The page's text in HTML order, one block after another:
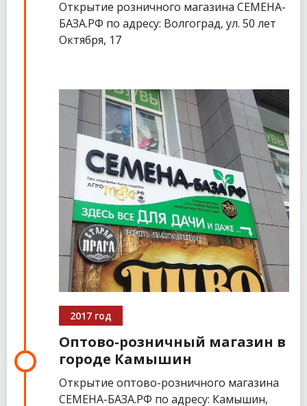
Открытие розничного магазина СЕМЕНА-
БАЗА.РФ по адресу: Волгоград, ул. 50 лет
Октября, 17
2017 год
Оптово-розничный магазин в
городе Камышин
Открытие оптово-розничного магазина
СЕМЕНА-БАЗА.РФ по адресу: Камышин,